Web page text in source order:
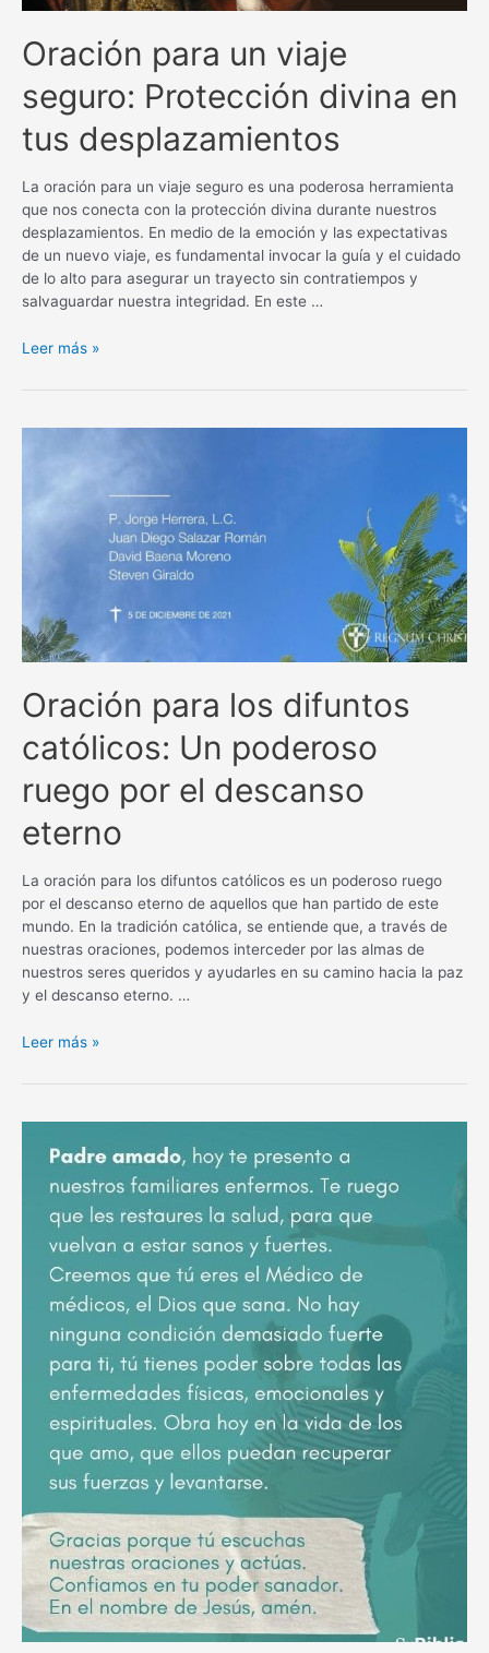
Oración para un viaje
seguro: Protección divina en
tus desplazamientos
La oración para un viaje seguro es una poderosa herramienta
que nos conecta con la protección divina durante nuestros
desplazamientos. En medio de la emoción y las expectativas
de un nuevo viaje, es fundamental invocar la guía y el cuidado
de lo alto para asegurar un trayecto sin contratiempos y
salvaguardar nuestra integridad. En este …
Oración
un
desplazamientos
Leer más »
Oración para los difuntos
católicos: Un poderoso
ruego por el descanso
eterno
La oración para los difuntos católicos es un poderoso ruego
por el descanso eterno de aquellos que han partido de este
mundo. En la tradición católica, se entiende que, a través de
nuestras oraciones, podemos interceder por las almas de
nuestros seres queridos y ayudarles en su camino hacia la paz
y el descanso eterno. …
Oración
los
poderoso
descanso
Leer más »